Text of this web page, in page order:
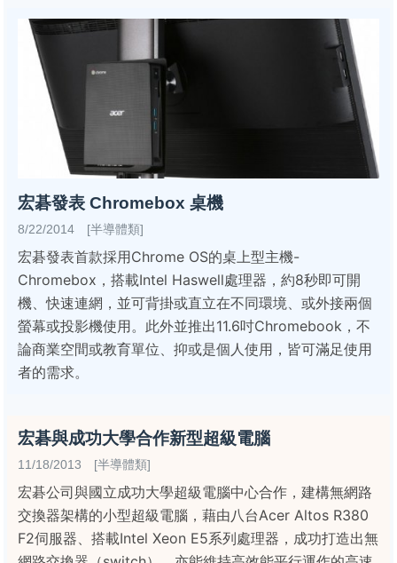
宏碁發表 Chromebox 桌機
8/22/2014 [半導體類]
宏碁發表首款採用Chrome OS的桌上型主機-
Chromebox，搭載Intel Haswell處理器，約8秒即可開
機、快速連網，並可背掛或直立在不同環境、或外接兩個
螢幕或投影機使用。此外並推出11.6吋Chromebook，不
論商業空間或教育單位、抑或是個人使用，皆可滿足使用
者的需求。
宏碁與成功大學合作新型超級電腦
11/18/2013 [半導體類]
宏碁公司與國立成功大學超級電腦中心合作，建構無網路
交換器架構的小型超級電腦，藉由八台Acer Altos R380
F2伺服器、搭載Intel Xeon E5系列處理器，成功打造出無